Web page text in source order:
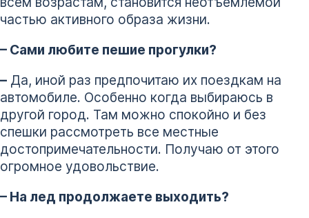
частью активного образа жизни.
– Сами любите пешие прогулки?
– Да, иной раз предпочитаю их поездкам на
автомобиле. Особенно когда выбираюсь в
другой город. Там можно спокойно и без
спешки рассмотреть все местные
достопримечательности. Получаю от этого
огромное удовольствие.
– На лед продолжаете выходить?